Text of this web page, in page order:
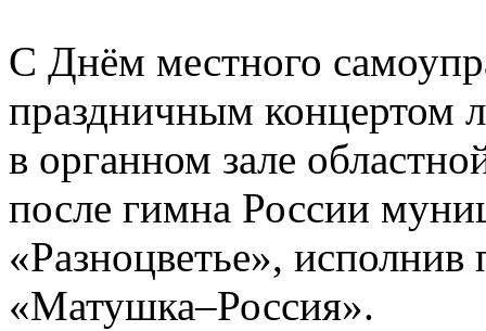
С Днём местного
праздничным концертом
в органном зале
после гимна России
«Разноцветье»,
«Матушка–Россия».